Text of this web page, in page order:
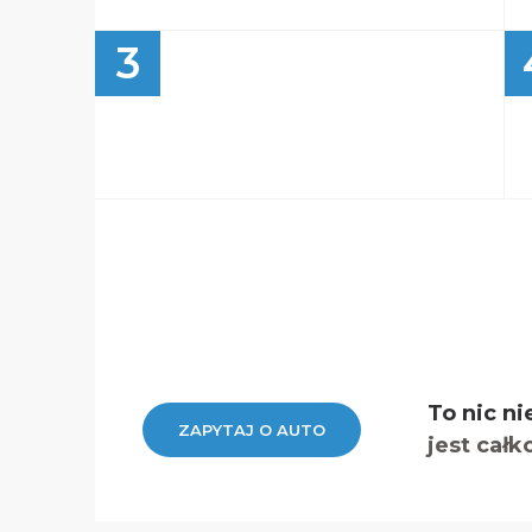
3
ZAPYTAJ O AUTO
To nic
jest